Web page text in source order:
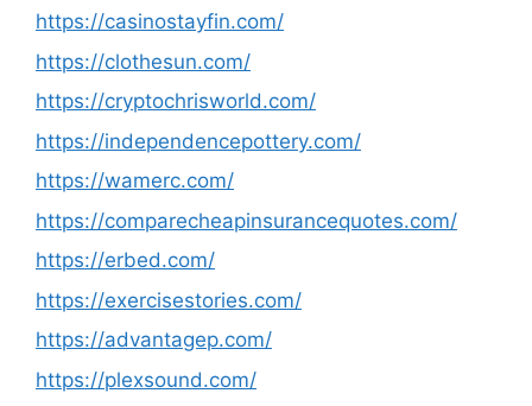
https://casinostayfin.com/
https://clothesun.com/
https://cryptochrisworld.com/
https://independencepottery.com/
https://wamerc.com/
https://comparecheapinsurancequotes.com/
https://erbed.com/
https://exercisestories.com/
https://advantagep.com/
https://plexsound.com/